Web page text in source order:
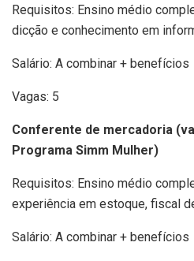
Requisitos: Ensino médio
dicção e conhecimento em
Salário: A combinar + benefícios
Vagas: 5
Conferente de mercadoria
Programa Simm Mulher)
Requisitos: Ensino médio
experiência em estoque, fiscal
Salário: A combinar + benefícios